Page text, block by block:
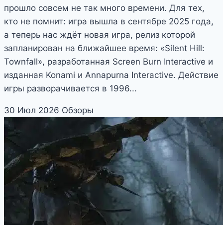
прошло совсем не так много времени. Для тех,
кто не помнит: игра вышла в сентябре 2025 года,
а теперь нас ждёт новая игра, релиз которой
запланирован на ближайшее время: «Silent Hill:
Townfall», разработанная Screen Burn Interactive и
изданная Konami и Annapurna Interactive. Действие
игры разворачивается в 1996...
30 Июл 2026 Обзоры